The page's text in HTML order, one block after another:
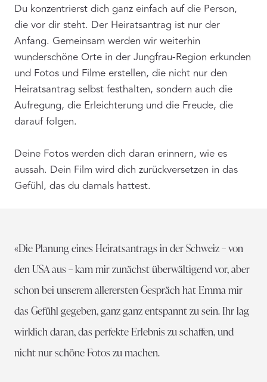
Du konzentrierst dich ganz einfach auf die Person,
die vor dir steht. Der Heiratsantrag ist nur der
Anfang. Gemeinsam werden wir weiterhin
wunderschöne Orte in der Jungfrau-Region erkunden
und Fotos und Filme erstellen, die nicht nur den
Heiratsantrag selbst festhalten, sondern auch die
Aufregung, die Erleichterung und die Freude, die
darauf folgen.
Deine Fotos werden dich daran erinnern, wie es
aussah. Dein Film wird dich zurückversetzen in das
Gefühl, das du damals hattest.
«Die Planung eines Heiratsantrags in der Schweiz – von
den USA aus – kam mir zunächst überwältigend vor, aber
schon bei unserem allerersten Gespräch hat Emma mir
das Gefühl gegeben, ganz ganz entspannt zu sein. Ihr lag
wirklich daran, das perfekte Erlebnis zu schaffen, und
nicht nur schöne Fotos zu machen.